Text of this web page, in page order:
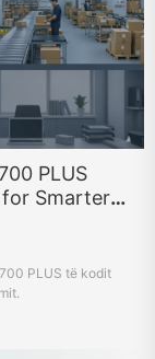
PLUS
Smarter
PLUS të kodit